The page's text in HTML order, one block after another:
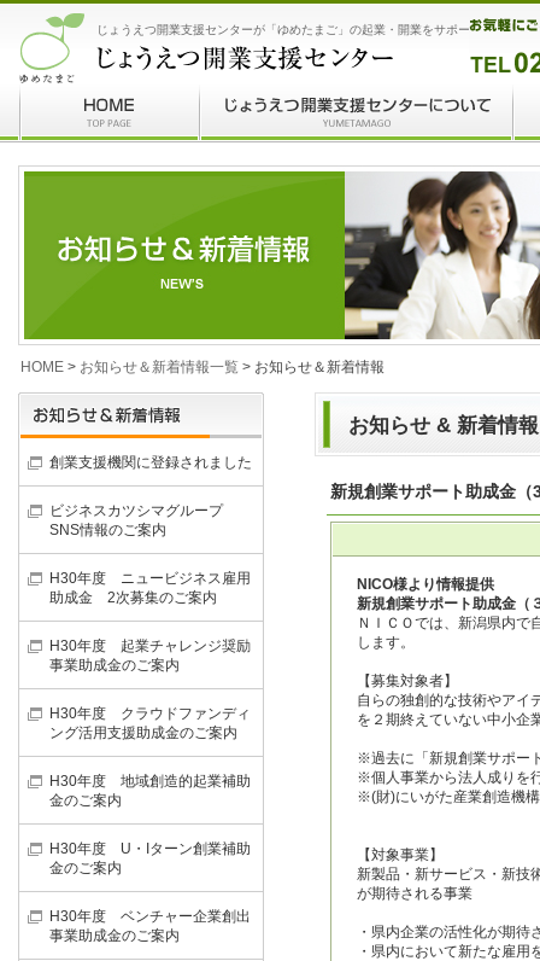
じょうえつ開業支援センターが「ゆめたまご」の起業・開業をサポート
HOME > お知らせ＆新着情報一覧 > お知らせ＆新着情報
お知らせ & 新着情報
新規創業サポート助成金（
NICO様より情報提供
新規創業サポート助成金（
ＮＩＣＯでは、新潟県内で
します。
【募集対象者】
自らの独創的な技術やアイ
を２期終えていない中小企
※過去に「新規創業サポー
※個人事業から法人成りを
※(財)にいがた産業創造機
【対象事業】
新製品・新サービス・新技
が期待される事業
・県内企業の活性化が期待
・県内において新たな雇用
創業支援機関に登録されました
ビジネスカツシマグループ
SNS情報のご案内
H30年度 ニュービジネス雇用
助成金 2次募集のご案内
H30年度 起業チャレンジ奨励
事業助成金のご案内
H30年度 クラウドファンディ
ング活用支援助成金のご案内
H30年度 地域創造的起業補助
金のご案内
H30年度 U・Iターン創業補助
金のご案内
H30年度 ベンチャー企業創出
事業助成金のご案内